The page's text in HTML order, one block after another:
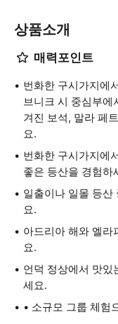
상품소개
매력포인트
번화한 구시가지에
브니크 시 중심부에
겨진 보석, 말라 페
요.
번화한 구시가지에
좋은 등산을 경험하
일출이나 일몰 등산
요.
아드리아 해와 엘라
요.
언덕 정상에서 맛있
세요.
• 소규모 그룹 체험